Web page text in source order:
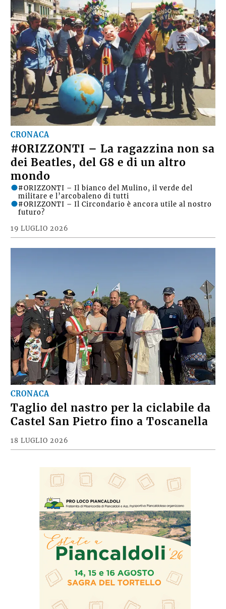
CRONACA
#ORIZZONTI – La ragazzina non sa
dei Beatles, del G8 e di un altro
mondo
19 LUGLIO 2026
#ORIZZONTI – Il bianco del Mulino, il verde del
militare e l’arcobaleno di tutti
#ORIZZONTI – Il Circondario è ancora utile al nostro
futuro?
CRONACA
Taglio del nastro per la ciclabile da
Castel San Pietro fino a Toscanella
18 LUGLIO 2026